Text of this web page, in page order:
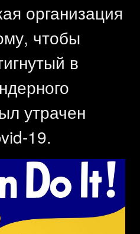
организация
чтобы
в
утрачен
19.